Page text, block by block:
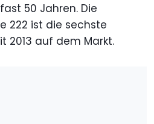
50 Jahren. Die
222 ist die sechste
2013 auf dem Markt.